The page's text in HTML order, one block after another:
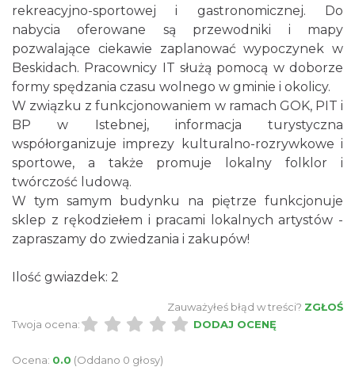
rekreacyjno-sportowej i gastronomicznej. Do
nabycia oferowane są przewodniki i mapy
pozwalające ciekawie zaplanować wypoczynek w
Beskidach. Pracownicy IT służą pomocą w doborze
formy spędzania czasu wolnego w gminie i okolicy.
W związku z funkcjonowaniem w ramach GOK, PIT i
BP w Istebnej, informacja turystyczna
współorganizuje imprezy kulturalno-rozrywkowe i
sportowe, a także promuje lokalny folklor i
twórczość ludową.
W tym samym budynku na piętrze funkcjonuje
sklep z rękodziełem i pracami lokalnych artystów -
zapraszamy do zwiedzania i zakupów!
Ilość gwiazdek: 2
Zauważyłeś błąd w treści? ZGŁOŚ
Twoja ocena:
DODAJ OCENĘ
Ocena: 0.0 (Oddano 0 głosy)